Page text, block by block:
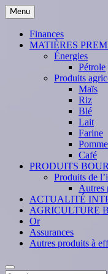
Skip
to
content
Menu
Finances
MATIÈRES
Énergies
Pétrole
Produits
Maïs
Riz
Blé
Lait
Farine
Café
PRODUITS
Produits de
Autres
ACTUALITÉ
AGRICULTURE
Or
Assurances
Autres produits à
Search